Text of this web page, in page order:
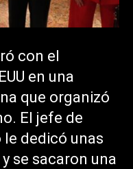
con el
en una
que organizó
El jefe de
dedicó unas
se sacaron una